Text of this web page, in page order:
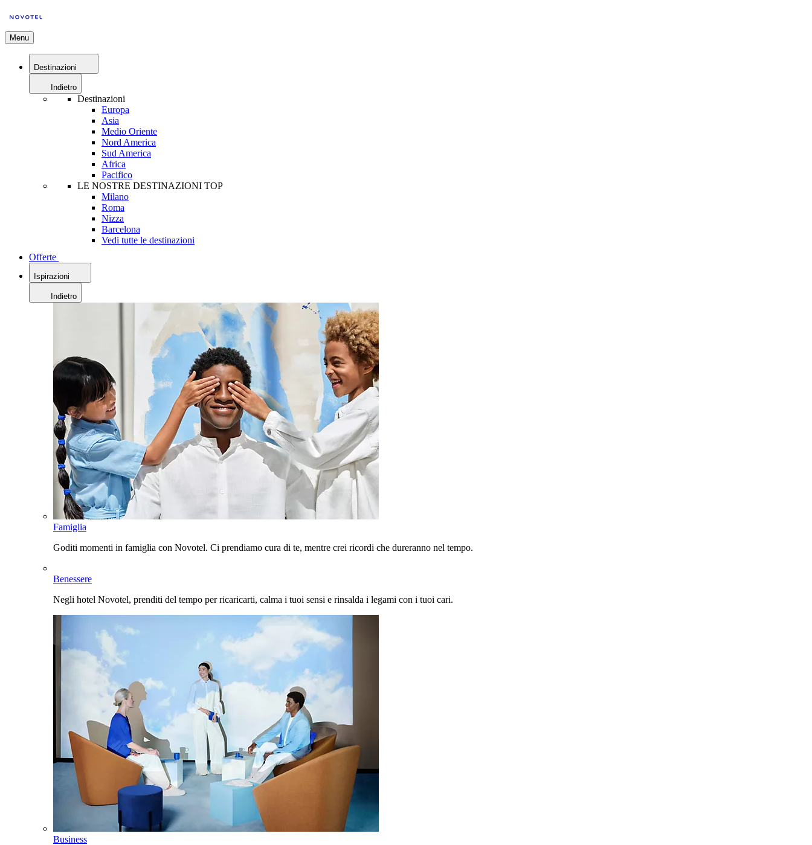
Menu
Destinazioni
Indietro
Destinazioni
Europa
Asia
Medio Oriente
Nord America
Sud America
Africa
Pacifico
LE NOSTRE DESTINAZIONI TOP
Milano
Roma
Nizza
Barcelona
Vedi tutte le destinazioni
Offerte
Ispirazioni
Indietro
Famiglia
Goditi momenti in famiglia con Novotel. Ci prendiamo cura di te, mentre crei ricordi che dureranno nel tempo.
Benessere
Negli hotel Novotel, prenditi del tempo per ricaricarti, calma i tuoi sensi e rinsalda i legami con i tuoi cari.
Business